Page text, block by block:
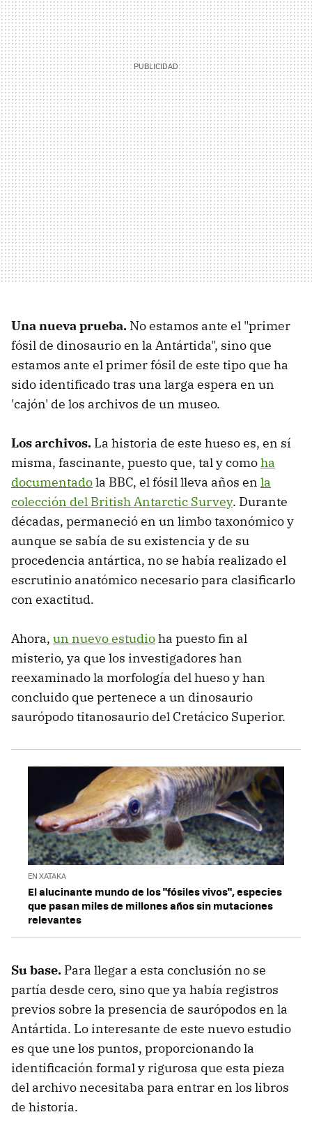
Una nueva prueba. No estamos ante el "primer
fósil de dinosaurio en la Antártida", sino que
estamos ante el primer fósil de este tipo que ha
sido identificado tras una larga espera en un
'cajón' de los archivos de un museo.
Los archivos. La historia de este hueso es, en sí
misma, fascinante, puesto que, tal y comoha
documentadola BBC, el fósil lleva años en la
colección del British Antarctic Survey. Durante
décadas, permaneció en un limbo taxonómico y
aunque se sabía de su existencia y de su
procedencia antártica, no se había realizado el
escrutinio anatómico necesario para clasificarlo
con exactitud.
Ahora, un nuevo estudioha puesto fin al
misterio, ya que los investigadores han
reexaminado la morfología del hueso y han
concluido que pertenece a un dinosaurio
saurópodo titanosaurio del Cretácico Superior.
EN XATAKA
El alucinante mundo de los "fósiles vivos", especies
que pasan miles de millones años sin mutaciones
relevantes
Su base. Para llegar a esta conclusión no se
partía desde cero, sino que ya había registros
previos sobre la presencia de saurópodos en la
Antártida. Lo interesante de este nuevo estudio
es que une los puntos, proporcionando la
identificación formal y rigurosa que esta pieza
del archivo necesitaba para entrar en los libros
de historia.